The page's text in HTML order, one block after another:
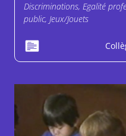
Discriminations, Egalité
public, Jeux/Jouets